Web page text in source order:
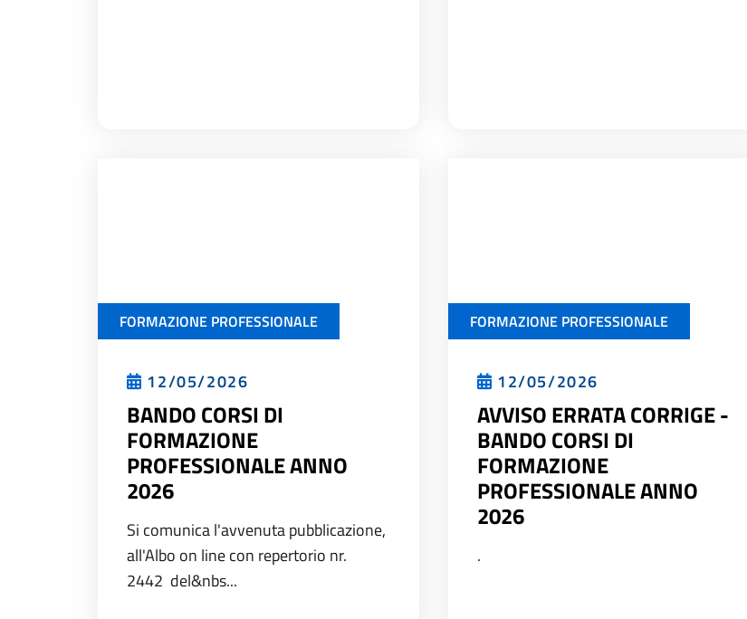
FORMAZIONE PROFESSIONALE
12/05/2026
BANDO CORSI DI
FORMAZIONE
PROFESSIONALE ANNO
2026
Si comunica l'avvenuta pubblicazione,
all'Albo on line con repertorio nr.
2442 del&nbs...
FORMAZIONE PROFESSIONALE
12/05/2026
AVVISO ERRATA CORRIGE -
BANDO CORSI DI
FORMAZIONE
PROFESSIONALE ANNO
2026
.